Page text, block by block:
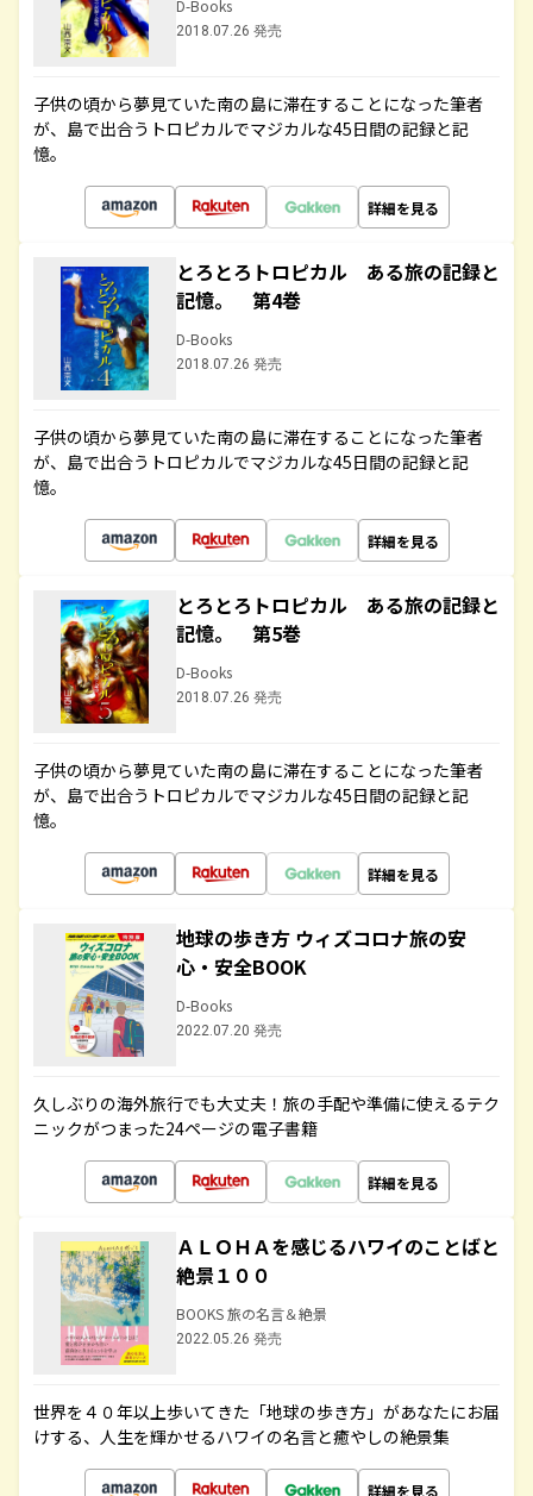
D-Books
2018.07.26 発売
子供の頃から夢見ていた南の島に滞在することになった筆者
が、島で出合うトロピカルでマジカルな45日間の記録と記
憶。
詳細を見る
とろとろトロピカル ある旅の記録と
記憶。 第4巻
D-Books
2018.07.26 発売
子供の頃から夢見ていた南の島に滞在することになった筆者
が、島で出合うトロピカルでマジカルな45日間の記録と記
憶。
詳細を見る
とろとろトロピカル ある旅の記録と
記憶。 第5巻
D-Books
2018.07.26 発売
子供の頃から夢見ていた南の島に滞在することになった筆者
が、島で出合うトロピカルでマジカルな45日間の記録と記
憶。
詳細を見る
地球の歩き方 ウィズコロナ旅の安
心・安全BOOK
D-Books
2022.07.20 発売
久しぶりの海外旅行でも大丈夫！旅の手配や準備に使えるテク
ニックがつまった24ページの電子書籍
詳細を見る
ＡＬＯＨＡを感じるハワイのことばと
絶景１００
BOOKS 旅の名言＆絶景
2022.05.26 発売
世界を４０年以上歩いてきた「地球の歩き方」があなたにお届
けする、人生を輝かせるハワイの名言と癒やしの絶景集
詳細を見る